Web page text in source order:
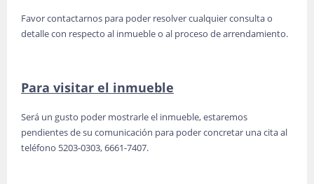
Favor contactarnos para poder resolver cualquier consulta o
detalle con respecto al inmueble o al proceso de arrendamiento.
Para visitar el inmueble
Será un gusto poder mostrarle el inmueble, estaremos
pendientes de su comunicación para poder concretar una cita al
teléfono 5203-0303, 6661-7407.